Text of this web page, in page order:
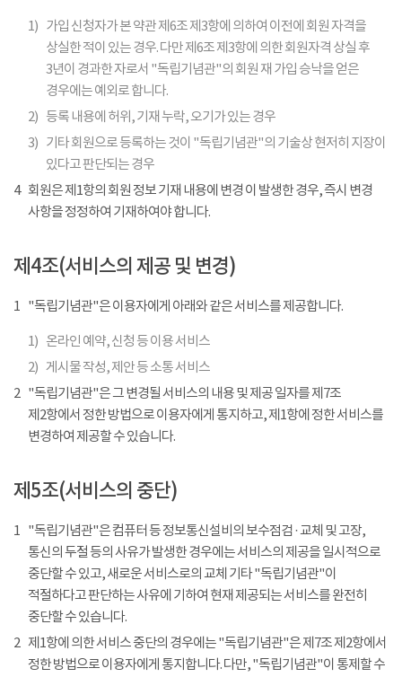
1) 가입 신청자가 본 약관 제6조 제3항에 의하여 이전에 회원 자격을
상실한 적이 있는 경우. 다만 제6조 제3항에 의한 회원자격 상실 후
3년이 경과한 자로서 "독립기념관"의 회원 재 가입 승낙을 얻은
경우에는 예외로 합니다.
2) 등록 내용에 허위, 기재 누락, 오기가 있는 경우
3) 기타 회원으로 등록하는 것이 "독립기념관"의 기술상 현저히 지장이
있다고 판단되는 경우
4
회원은 제1항의 회원 정보 기재 내용에 변경 이 발생한 경우, 즉시 변경
사항을 정정하여 기재하여야 합니다.
제4조(서비스의 제공 및 변경)
1 "독립기념관"은 이용자에게 아래와 같은 서비스를 제공합니다.
1) 온라인 예약, 신청 등 이용 서비스
2) 게시물 작성, 제안 등 소통 서비스
2 "독립기념관"은 그 변경될 서비스의 내용 및 제공 일자를 제7조
제2항에서 정한 방법으로 이용자에게 통지하고, 제1항에 정한 서비스를
변경하여 제공할 수 있습니다.
제5조(서비스의 중단)
1 "독립기념관"은 컴퓨터 등 정보통신설비의 보수점검 · 교체 및 고장,
통신의 두절 등의 사유가 발생한 경우에는 서비스의 제공을 일시적으로
중단할 수 있고, 새로운 서비스로의 교체 기타 "독립기념관"이
적절하다고 판단하는 사유에 기하여 현재 제공되는 서비스를 완전히
중단할 수 있습니다.
2 제1항에 의한 서비스 중단의 경우에는 "독립기념관"은 제7조 제2항에서
정한 방법으로 이용자에게 통지합니다. 다만, "독립기념관"이 통제할 수